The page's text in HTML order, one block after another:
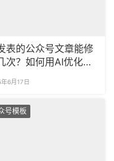
表的公众号文章能修
次？如何用AI优化公
6月17日
号模板